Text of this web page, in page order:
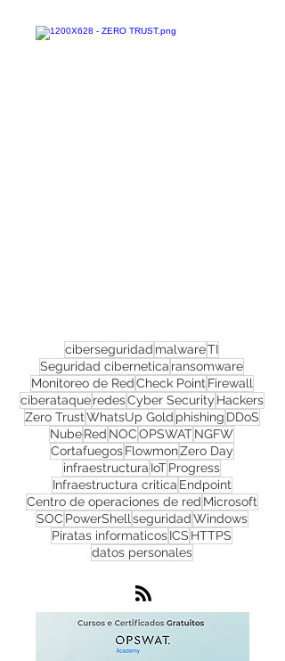
ciberseguridadmalwareTI
Seguridad ciberneticaransomware
Monitoreo de RedCheck PointFirewall
ciberataque redes Cyber SecurityHackers
Zero TrustWhatsUp Goldphishing
NubeRedNOC OPSWATNGFW
CortafuegosFlowmon Zero Day
infraestructuraIoTProgress
Infraestructura criticaEndpoint
Centro de operaciones de red
Piratas informaticos
datos personales